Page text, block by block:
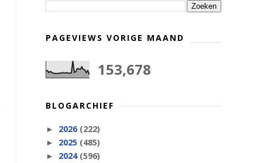
PAGEVIEWS VORIGE MAAND
153,678
BLOGARCHIEF
► 2026 (222)
► 2025 (485)
► 2024 (596)